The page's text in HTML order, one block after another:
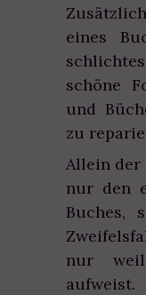
eines
schöne
und
zu
Allein
nur den
Buches,
nur
aufweist.